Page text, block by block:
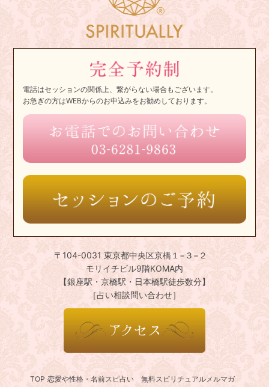
電話はセッションの関係上、繋がらない場合もございます。
お急ぎの方はWEBからのお申込みをお勧めしております。
〒104-0031 東京都中央区京橋１−３−２
モリイチビル9階KOMA内
【銀座駅・京橋駅・日本橋駅徒歩数分】
［占い相談問い合わせ］
TOP 恋愛や性格・名前スピ占い 無料スピリチュアルメルマガ